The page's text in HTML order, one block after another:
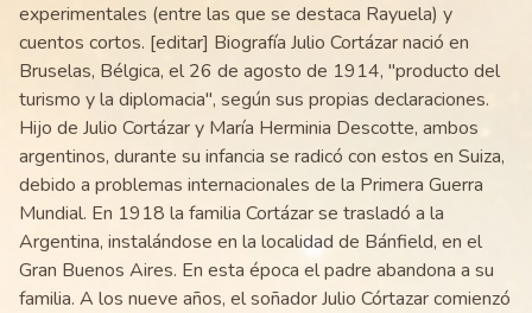
experimentales (entre las que se destaca Rayuela) y
cuentos cortos. [editar] Biografía Julio Cortázar nació en
Bruselas, Bélgica, el 26 de agosto de 1914, "producto del
turismo y la diplomacia", según sus propias declaraciones.
Hijo de Julio Cortázar y María Herminia Descotte, ambos
argentinos, durante su infancia se radicó con estos en Suiza,
debido a problemas internacionales de la Primera Guerra
Mundial. En 1918 la familia Cortázar se trasladó a la
Argentina, instalándose en la localidad de Bánfield, en el
Gran Buenos Aires. En esta época el padre abandona a su
familia. A los nueve años, el soñador Julio Córtazar comienzó